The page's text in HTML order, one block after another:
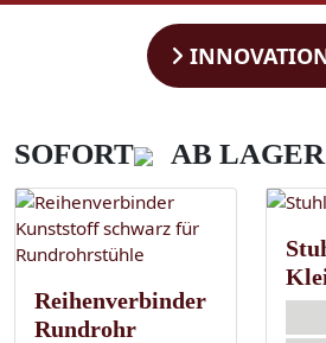
SOFORT AB LAGER
Reihenverbinder
Rundrohr